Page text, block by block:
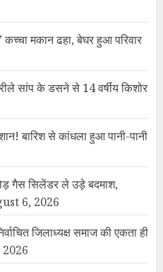
मकान ढहा, बेघर हुआ परिवार
सांप के डसने से 14 वर्षीय किशोर
बारिश से कांधला हुआ पानी-पानी
गैस सिलेंडर ले उड़े बदमाश,
6, 2026
जिलाध्यक्ष समाज की एकता ही